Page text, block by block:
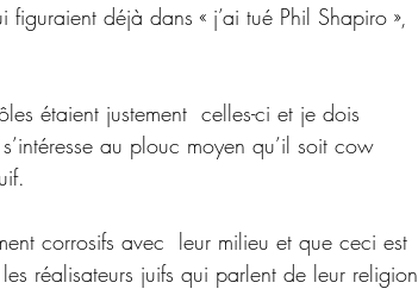
déjà dans « j’ai tué Phil Shapiro »,
étaient justement  celles-ci et je dois
au plouc moyen qu’il soit cow
corrosifs avec  leur milieu et que ceci est
réalisateurs juifs qui parlent de leur religion